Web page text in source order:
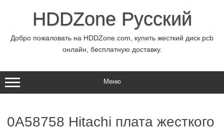
содержимомуHDDZone Русский
Добро пожаловать на HDDZone.com, купить жесткий диск pcb
онлайн, бесплатную доставку.
Меню
0A58758 Hitachi плата жесткого